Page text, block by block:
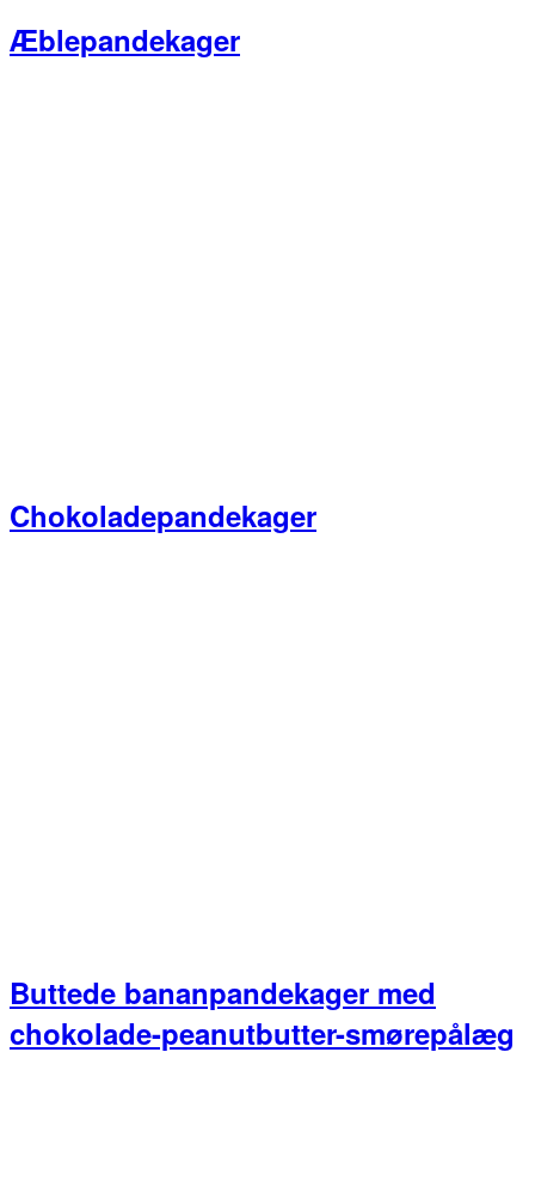
Æblepandekager
Chokoladepandekager
Buttede bananpandekager med
chokolade-peanutbutter-smørepålæg